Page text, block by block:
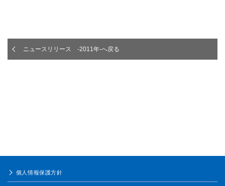
ニュースリリース -2011年-へ戻る
個人情報保護方針